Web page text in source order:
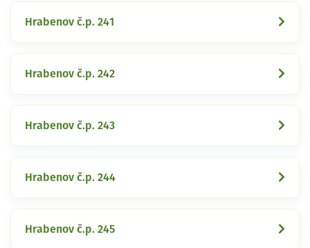
Hrabenov č.p. 241
Hrabenov č.p. 242
Hrabenov č.p. 243
Hrabenov č.p. 244
Hrabenov č.p. 245